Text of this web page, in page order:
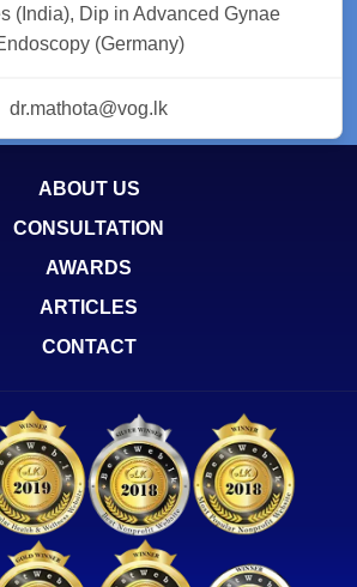
(India), Dip in Advanced Gynae
(Germany)
dr.mathota@vog.lk
ABOUT US
CONSULTATION
AWARDS
ARTICLES
CONTACT